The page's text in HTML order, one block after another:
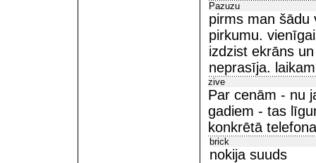
Pazuzu
pirms man šādu
pirkumu.
izdzist ekrāns
neprasīja.
zive
Par cenām - nu
gadiem - tas
konkrētā
brick
nokija suuds